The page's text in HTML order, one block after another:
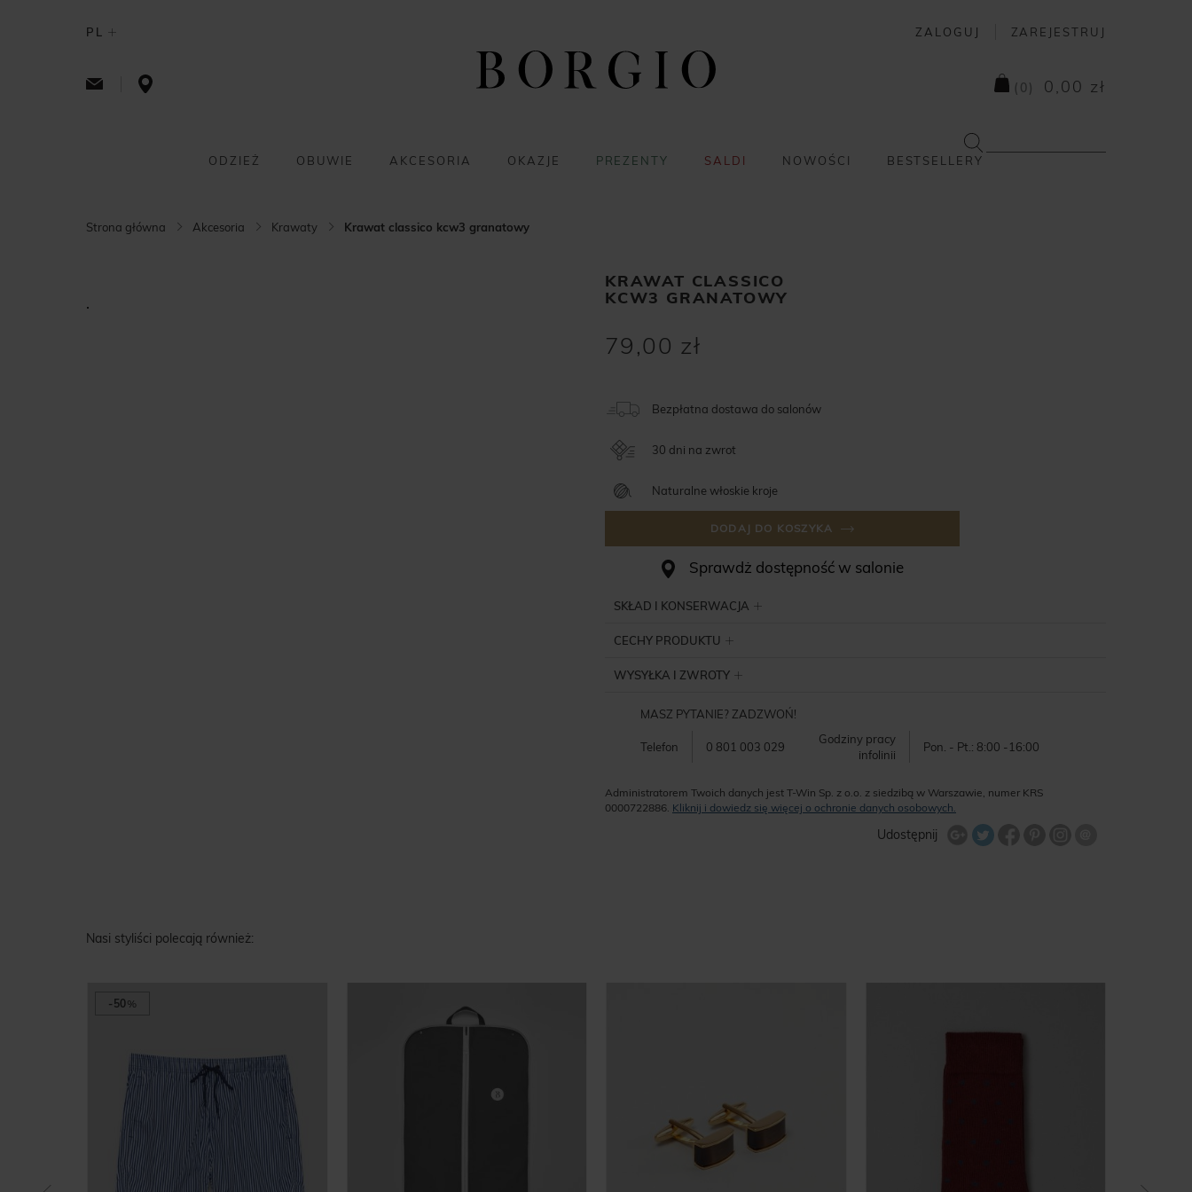
PL ZALOGUJ ZAREJESTRUJ
( 0 ) 0,00 zł
ODZIEŻ OBUWIE AKCESORIA OKAZJE PREZENTY SALDI NOWOŚCI BESTSELLERY
Strona główna Akcesoria Krawaty Krawat classico kcw3 granatowy
KRAWAT CLASSICO
KCW3 GRANATOWY
79,00 zł
Bezpłatna dostawa do salonów
30 dni na zwrot
Naturalne włoskie kroje
DODAJ DO KOSZYKA
Sprawdż dostępność w salonie
SKŁAD I KONSERWACJA
CECHY PRODUKTU
WYSYŁKA I ZWROTY
MASZ PYTANIE? ZADZWOŃ!
Telefon 0 801 003 029
Godziny pracy
infolinii
Pon. - Pt.: 8:00 -16:00
Administratorem Twoich danych jest T-Win Sp. z o.o. z siedzibą w Warszawie, numer KRS
0000722886. Kliknij i dowiedz się więcej o ochronie danych osobowych.
Udostępnij
Udostępnij na Twitterze
Nasi styliści polecają również:
-50%